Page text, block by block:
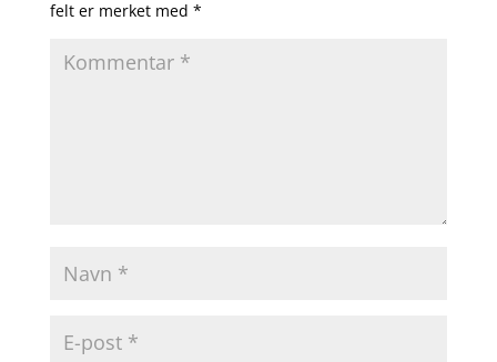
felt er merket med *